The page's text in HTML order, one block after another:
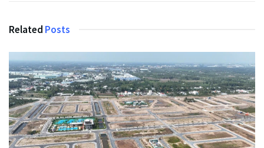
Related Posts